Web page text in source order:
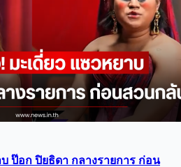
ป๊อก ปิยธิดา กลางรายการ ก่อน